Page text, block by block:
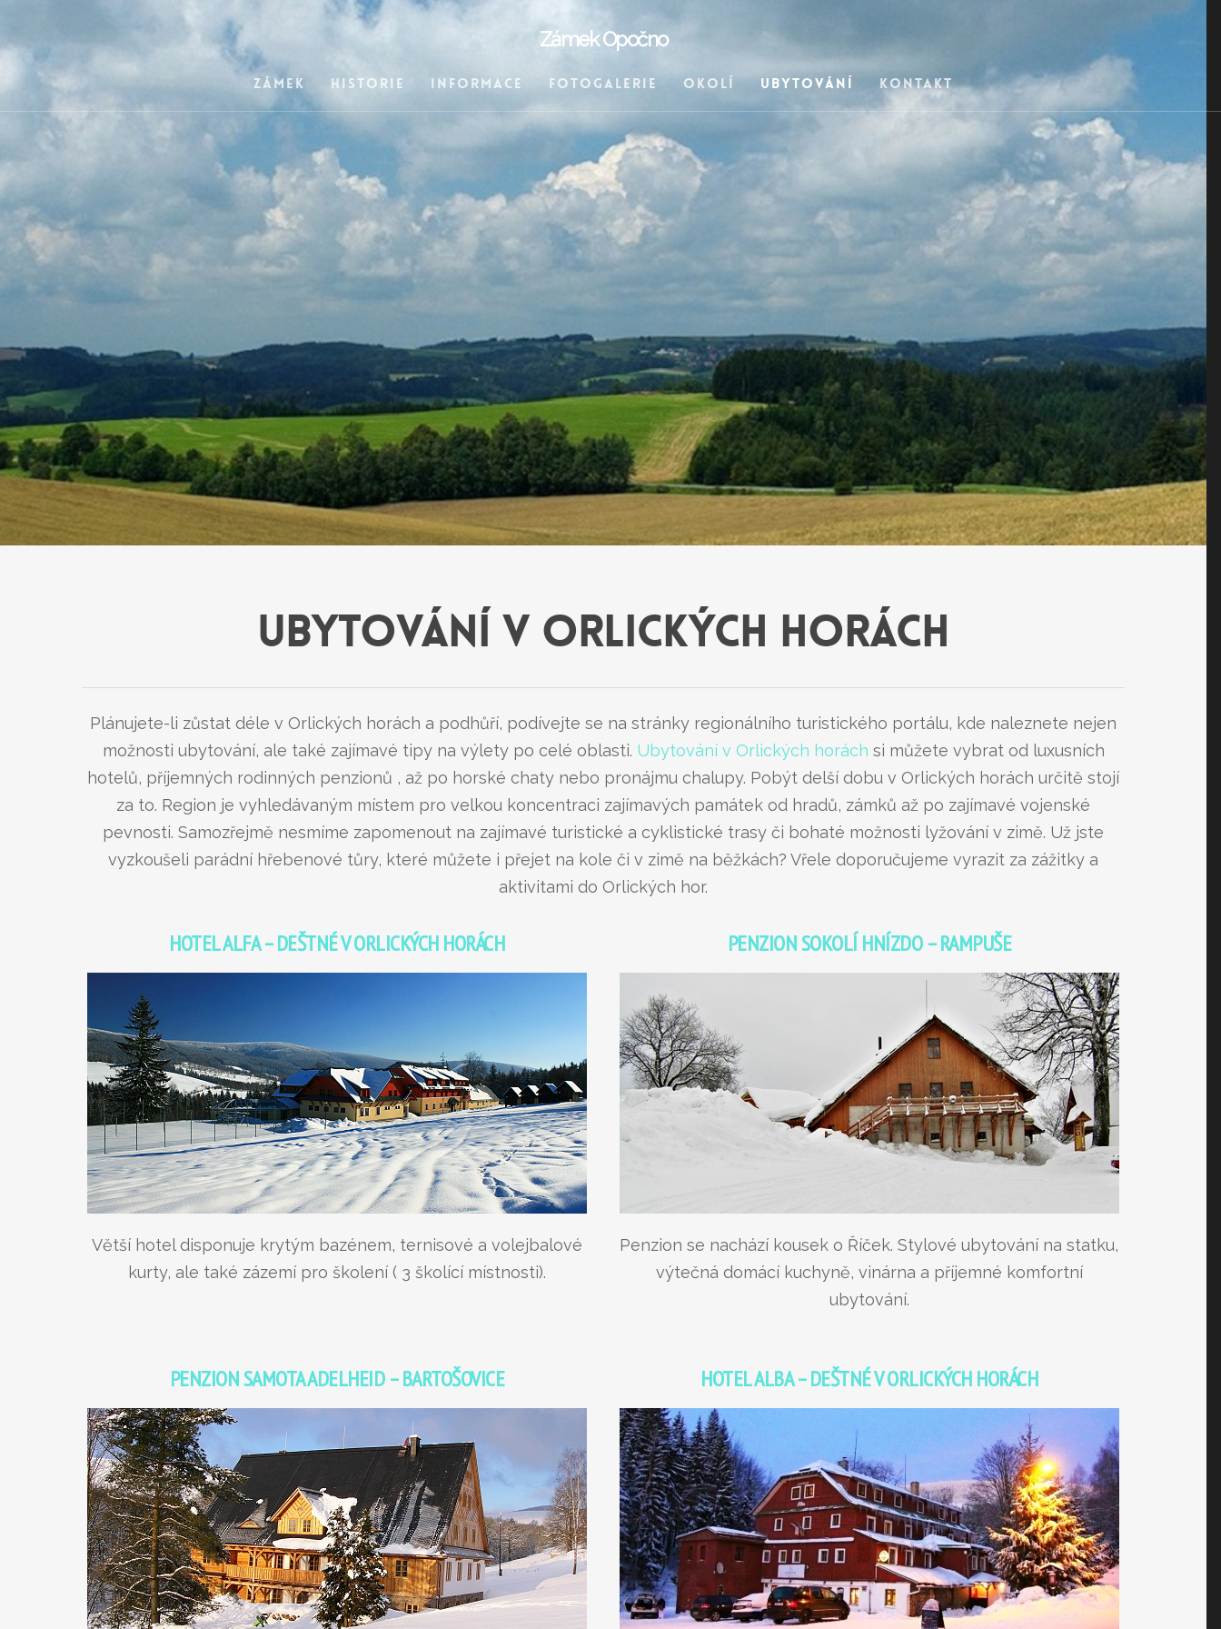
Zámek Opočno
Zámek Historie Informace Fotogalerie Okolí Ubytování Kontakt
UBYTOVÁNÍ V ORLICKÝCH HORÁCH
Plánujete-li zůstat déle v Orlických horách a podhůří, podívejte se na stránky regionálního turistického portálu, kde naleznete nejen
možnosti ubytování, ale také zajímavé tipy na výlety po celé oblasti. Ubytování v Orlických horách si můžete vybrat od luxusních
hotelů, příjemných rodinných penzionů , až po horské chaty nebo pronájmu chalupy. Pobýt delší dobu v Orlických horách určitě stojí
za to. Region je vyhledávaným místem pro velkou koncentraci zajímavých památek od hradů, zámků až po zajímavé vojenské
pevnosti. Samozřejmě nesmíme zapomenout na zajímavé turistické a cyklistické trasy či bohaté možnosti lyžování v zimě. Už jste
vyzkoušeli parádní hřebenové tůry, které můžete i přejet na kole či v zimě na běžkách? Vřele doporučujeme vyrazit za zážitky a
aktivitami do Orlických hor.
HOTEL ALFA – DEŠTNÉ V ORLICKÝCH HORÁCH
Větší hotel disponuje krytým bazénem, ternisové a volejbalové
kurty, ale také zázemí pro školení ( 3 školící místnosti).
PENZION SOKOLÍ HNÍZDO – RAMPUŠE
Penzion se nachází kousek o Říček. Stylové ubytování na statku,
výtečná domácí kuchyně, vinárna a příjemné komfortní
ubytování.
PENZION SAMOTA ADELHEID – BARTOŠOVICE HOTEL ALBA – DEŠTNÉ V ORLICKÝCH HORÁCH